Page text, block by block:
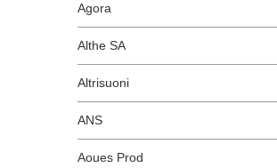
Agora
Althe SA
Altrisuoni
ANS
Aoues Prod